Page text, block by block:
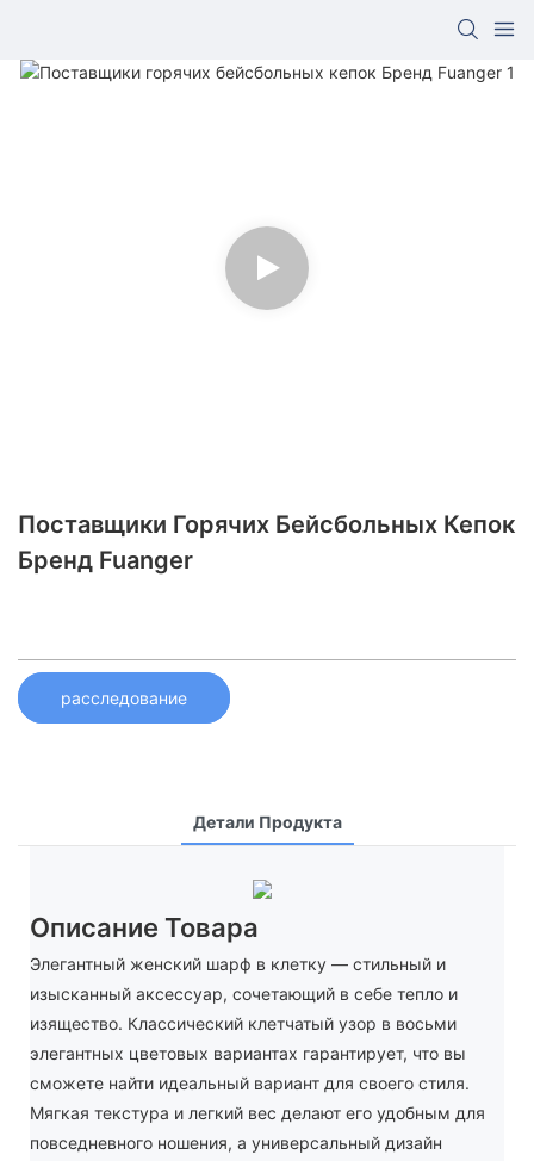
Поставщики Горячих Бейсбольных Кепок
Бренд Fuanger
расследование
Детали Продукта
Описание Товара
Элегантный женский шарф в клетку — стильный и
изысканный аксессуар, сочетающий в себе тепло и
изящество. Классический клетчатый узор в восьми
элегантных цветовых вариантах гарантирует, что вы
сможете найти идеальный вариант для своего стиля.
Мягкая текстура и легкий вес делают его удобным для
повседневного ношения, а универсальный дизайн